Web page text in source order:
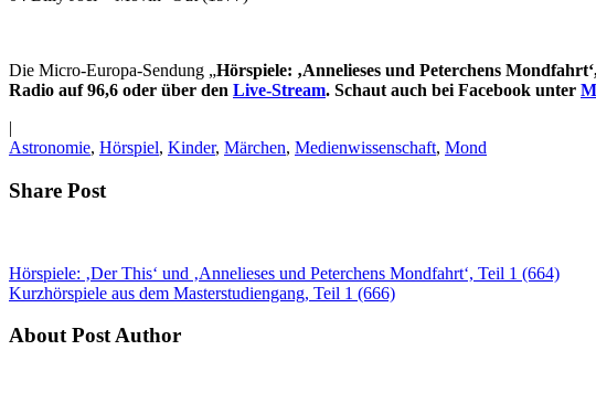
Die Micro-Europa-Sendung „Hörspiele: ‚Annelieses und Peterchens
Radio auf 96,6 oder über den Live-Stream. Schaut auch bei Facebook unter
|
Astronomie, Hörspiel, Kinder, Märchen, Medienwissenschaft, Mond
Share Post
Hörspiele: ‚Der This‘ und ‚Annelieses und Peterchens Mondfahrt‘, Teil 1 (664)
Kurzhörspiele aus dem Masterstudiengang, Teil 1 (666)
About Post Author